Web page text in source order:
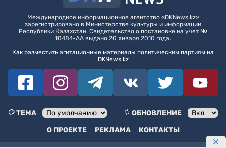
Международное информационное агентство «DKNews.kz»
зарегистрировано в Министерстве культуры и информации
Республики Казахстан. Свидетельство о постановке на учет №
10484-АА выдано 20 января 2010 года.
Как разместить агитационные материалы политическим партиям на
DKNews.kz
ТЕМА
ОБНОВЛЕНИЕ
О ПРОЕКТЕ
РЕКЛАМА КОНТАКТЫ